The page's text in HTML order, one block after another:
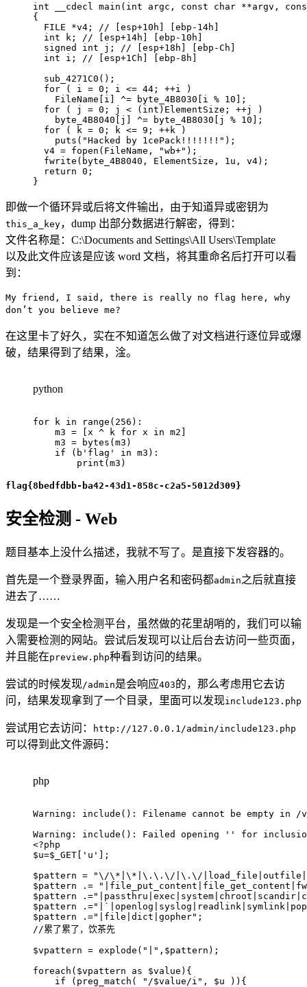
int __cdecl main ( int argc , const char **argv ,
{
  FILE
*v4 ;
// [esp+10h] [ebp-14h]
int k ;
// [esp+14h] [ebp-10h]
signed
int j ;
// [esp+18h] [ebp-Ch]
int i ;
// [esp+1Ch] [ebp-8h]
sub_4271C0 ( ) ;
for
( i = 0 ; i <= 44 ; ++i
)
    FileName
[ i ] ^= byte_4B8030 [ i % 10 ] ;
for
( j = 0 ; j < ( int ) ElementSize ; ++j
)
    byte_4B8040
[ j ] ^= byte_4B8030 [ j % 10 ] ;
for
( k = 0 ; k <= 9 ; ++k
)
puts ( "Hacked by 1cePack!!!!!!!" ) ;
  v4
= fopen ( FileName , "wb+" ) ;
fwrite ( byte_4B8040 , ElementSize , 1u , v4) ;
return 0 ;
}
即做一个循环异或后将文件输出，由于知道异或密钥为
this_a_key，dump 出部分数据进行解密，得到：
文件名称是：C:\Documents and Settings\All Users\Template
以及此文件应该是应该 word 文档，将其重命名后打开可以看
到：
My friend, I said, there is really no flag here, why
don’t you believe me?
在这里卡了好久，实在不知道怎么做了对文档进行逐位异或爆
破，结果得到了结果，淦。
python
for k in range ( 256 ) :
    m3
= [ x ^ k for x in m2 ]
    m3
= bytes (m3 )
if
( b'flag' in m3 ) :
print (m3 )
flag{8bedfdbb-ba42-43d1-858c-c2a5-5012d309}
安全检测 - Web
题目基本上没什么描述，我就不写了。是直接下发容器的。
首先是一个登录界面，输入用户名和密码都admin之后就直接
进去了……
发现是一个安全检测平台，虽然做的花里胡哨的，我们可以输
入需要检测的网站。尝试后发现可以让后台去访问一些页面，
并且能在preview.php种看到访问的结果。
尝试的时候发现/admin是会响应403的，那么考虑用它去访
问，结果发现拿到了一个目录，里面可以发现include123.php
尝试用它去访问： http://127.0.0.1/admin/include123.php
可以得到此文件源码：
php
Warning: include(): Filename cannot be empty in /
<?php
$u=$_GET [ 'u' ] ;
$pattern =
"\/\*|\*|\.\.\/|\.\/
$pattern
.=
$pattern
.=
$pattern
.=
$pattern
.="|file|dict|gopher" ;
//累了累了，饮茶先
$vpattern = explode ( "|" , $pattern ) ;
foreach ( $vpattern as $value ) {
if
( preg_match ( "/$value /i" , $u ) ) {